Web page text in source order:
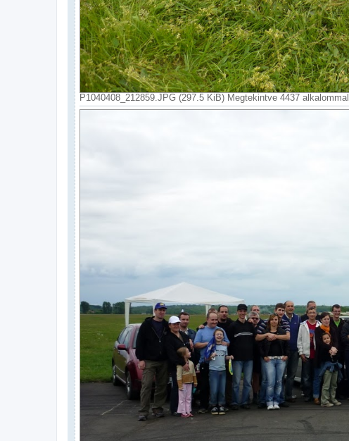
P1040408_212859.JPG (297.5 KiB) Megtekintve 4437 alkalommal